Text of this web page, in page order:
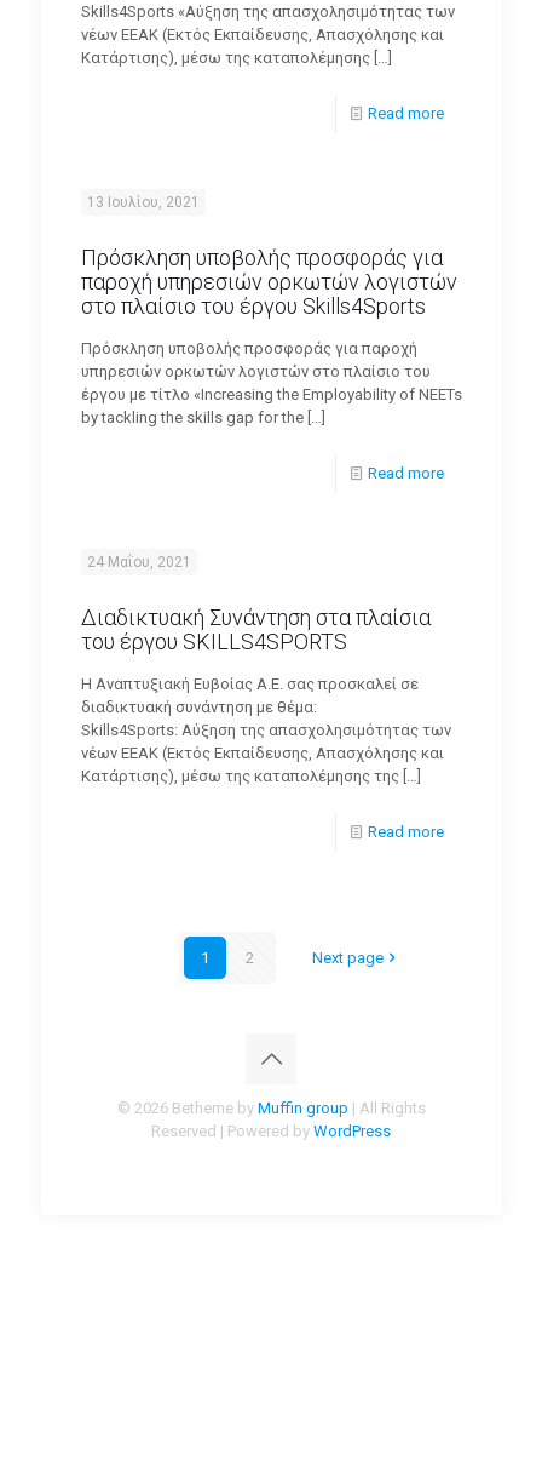
Skills4Sports «Αύξηση της απασχολησιμότητας των
νέων ΕΕΑΚ (Εκτός Εκπαίδευσης, Απασχόλησης και
Κατάρτισης), μέσω της καταπολέμησης […]
Read more
13 Ιουλίου, 2021
Πρόσκληση υποβολής προσφοράς για
παροχή υπηρεσιών ορκωτών λογιστών
στο πλαίσιο του έργου Skills4Sports
Πρόσκληση υποβολής προσφοράς για παροχή
υπηρεσιών ορκωτών λογιστών στο πλαίσιο του
έργου με τίτλο «Increasing the Employability of NEETs
by tackling the skills gap for the[…]
Read more
24 Μαΐου, 2021
Διαδικτυακή Συνάντηση στα πλαίσια
του έργου SKILLS4SPORTS
Η Αναπτυξιακή Ευβοίας Α.Ε. σας προσκαλεί σε
διαδικτυακή συνάντηση με θέμα:
Skills4Sports: Αύξηση της απασχολησιμότητας των
νέων ΕΕΑΚ (Εκτός Εκπαίδευσης, Απασχόλησης και
Κατάρτισης), μέσω της καταπολέμησης της […]
Read more
1 2 Next page
© 2026 Betheme by Muffin group | All Rights
Reserved | Powered by WordPress